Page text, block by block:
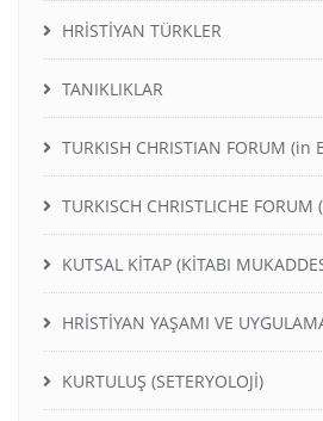
HRİSTİYAN TÜRKLER
TANIKLIKLAR
TURKISH CHRISTIAN FORUM (in
TURKISCH CHRISTLICHE
KUTSAL KİTAP (KİTABI
HRİSTİYAN YAŞAMI VE
KURTULUŞ (SETERYOLOJİ)